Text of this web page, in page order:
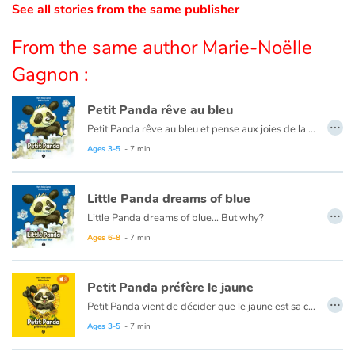
Catalogue anglais
Contraste +
Help
Home
Family
Schools
Libraries
Videos & Tutorials
See all stories from the same publisher
From the same author Marie-Noëlle
Gagnon :
Petit Panda rêve au bleu
Petit Panda rêve au bleu et pense aux joies de la mer...
Ce livre est aussi disponible en anglais :
Ages 3-5 - 7 min
…
Little Panda dreams of blue
Little Panda dreams of blue... But why?
This book is also available in French:
Ages 6-8 - 7 min
…
Petit Panda préfère le jaune
Petit Panda vient de décider que le jaune est sa couleur préférée. Pourquoi ? veut savoir Maman Panda. Petit Panda entreprend alors de lui énumérer toutes les raisons pour lesquelles le jaune est une couleur fantastique. Mais sa raison secrète, toutefois, il ne la révélera qu'à toi ! Plongez sans tarder dans l'univers drôle et poétique de Petit Panda découvre les couleurs, une série de livres narrés et animés pour les tout-petits.
Ce livre est aussi disponible en anglais :
Ages 3-5 - 7 min
…